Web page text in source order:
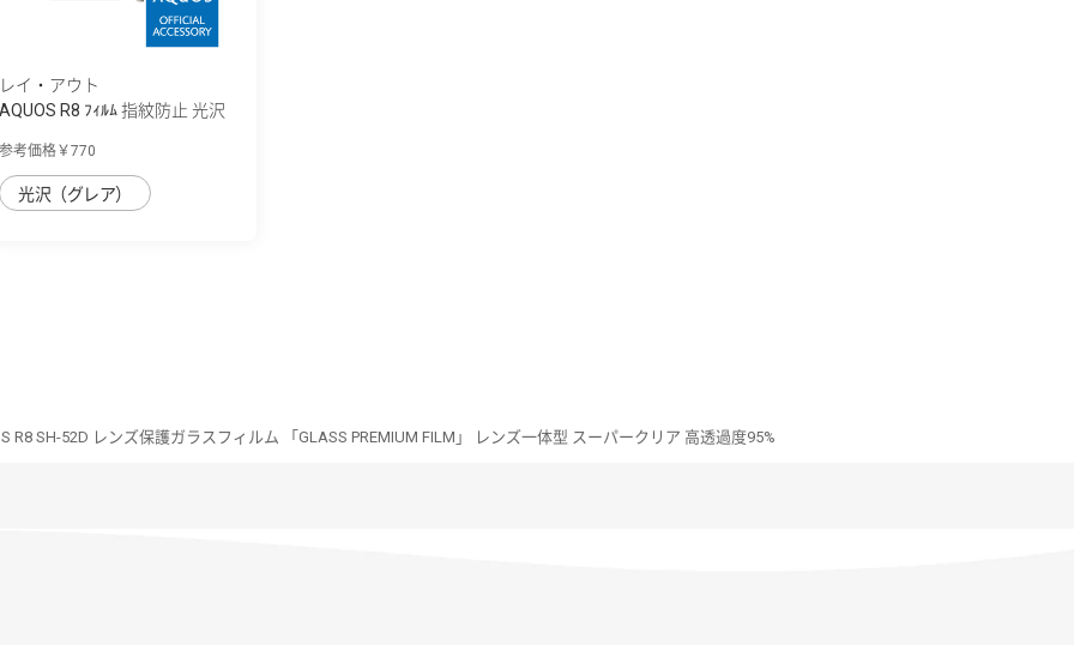
レイ・アウト
AQUOS R8 ﾌｨﾙﾑ 指紋防止 光沢
参考価格￥770
光沢（グレア）
R8 SH-52D レンズ保護ガラスフィルム 「GLASS PREMIUM FILM」 レンズ一体型 スーパークリア 高透過度95%